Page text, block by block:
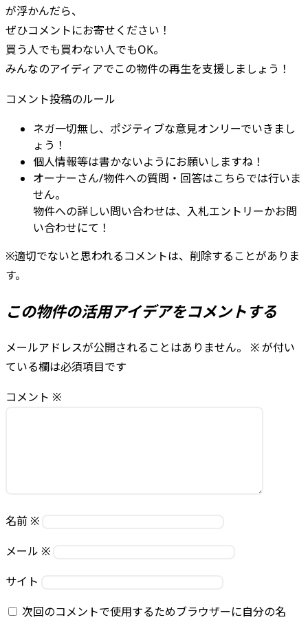
が浮かんだら、
ぜひコメントにお寄せください！
買う人でも買わない人でもOK。
みんなのアイディアでこの物件の再生を支援しましょう！
コメント投稿のルール
ネガ一切無し、ポジティブな意見オンリーでいきまし
ょう！
個人情報等は書かないようにお願いしますね！
オーナーさん/物件への質問・回答はこちらでは行いま
せん。
物件への詳しい問い合わせは、入札エントリーかお問
い合わせにて！
※適切でないと思われるコメントは、削除することがありま
す。
この物件の活用アイデアをコメントする
メールアドレスが公開されることはありません。 ※が付い
ている欄は必須項目です
コメント ※
名前※
メール ※
サイト
次回のコメントで使用するためブラウザーに自分の名